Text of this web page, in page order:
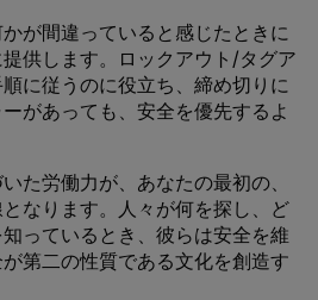
が間違っていると感じたときに
供します。ロックアウト/タグア
に従うのに役立ち、締め切りに
があっても、安全を優先するよ
た労働力が、あなたの最初の、
なります。人々が何を探し、ど
っているとき、彼らは安全を維
第二の性質である文化を創造す